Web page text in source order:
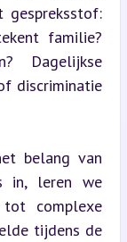
gespreksstof:
familie?
Dagelijkse
discriminatie
belang van
in, leren we
complexe
tijdens de